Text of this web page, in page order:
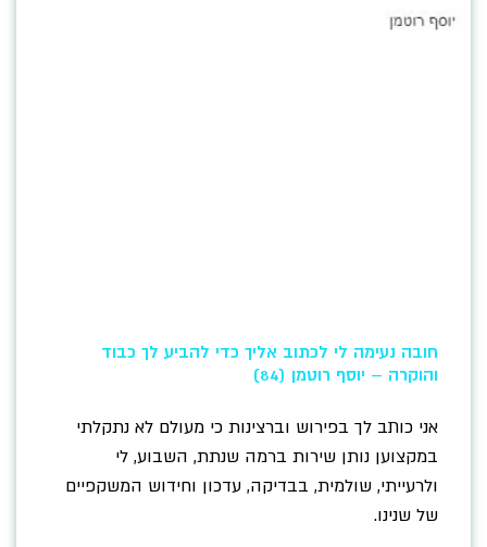
חובה נעימה לי לכתוב אליך כדי להביע לך כבוד
והוקרה – יוסף רוטמן (84)
אני כותב לך בפירוש וברצינות כי מעולם לא נתקלתי
במקצוען נותן שירות ברמה שנתת, השבוע, לי
ולרעייתי, שולמית, בבדיקה, עדכון וחידוש המשקפיים
של שנינו.